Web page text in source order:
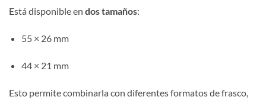
Está disponible en dos tamaños:
55 × 26 mm
44 × 21 mm
Esto permite combinarla con diferentes formatos de frasco,